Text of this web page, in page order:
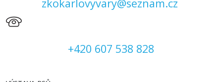
zkokarlovyvary@seznam.cz
+420 607 538 828